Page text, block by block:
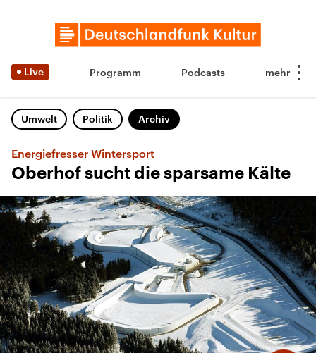
Live Programm Podcasts
Umwelt Politik Archiv
Energiefresser Wintersport
Oberhof sucht die sparsame Kälte